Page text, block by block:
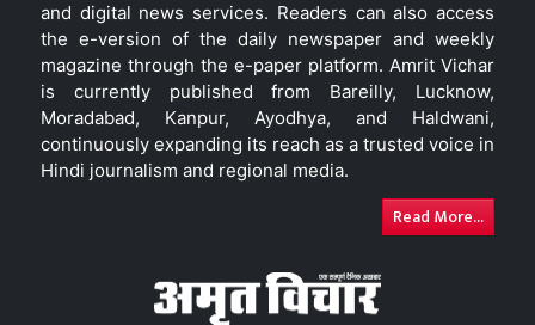
and digital news services. Readers can also access
the e-version of the daily newspaper and weekly
magazine through the e-paper platform. Amrit Vichar
is currently published from Bareilly, Lucknow,
Moradabad, Kanpur, Ayodhya, and Haldwani,
continuously expanding its reach as a trusted voice in
Hindi journalism and regional media.
Read More...